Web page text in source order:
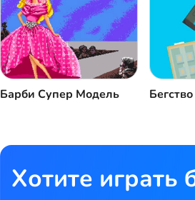
Барби Супер Модель
Хотите играть